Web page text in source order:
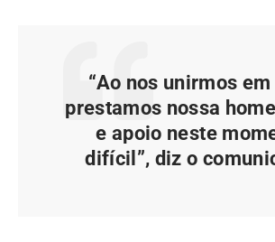
“Ao nos unirmos
prestamos nossa
e apoio neste
difícil”, diz o